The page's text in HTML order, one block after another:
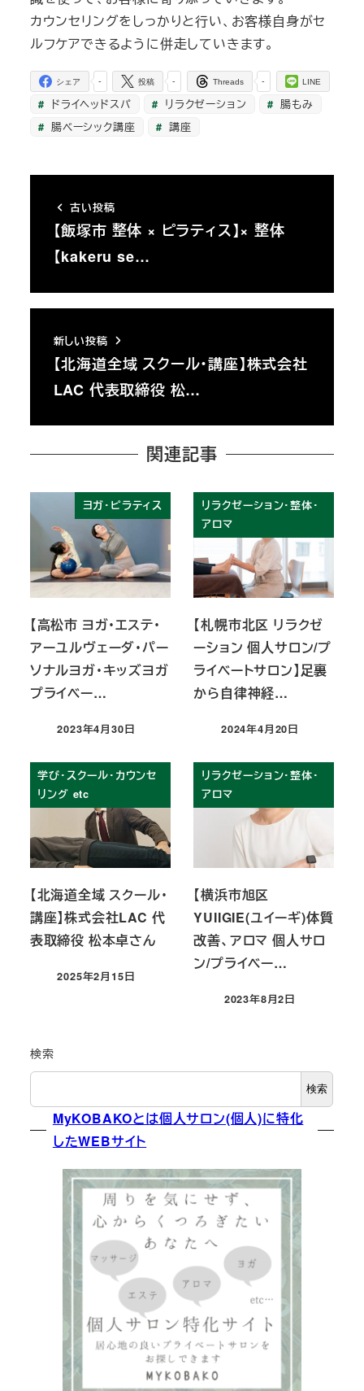
カウンセリングをしっかりと行い、お客様自身がセ
ルフケアできるように併走していきます。
-
シェア -
投稿 -
Threads LINE
ドライヘッドスパ リラクゼーション
腸もみ
腸ベーシック講座
講座
古い投稿
【飯塚市 整体 × ピラティス】× 整体
【kakeru se…
新しい投稿
【北海道全域 スクール・講座】株式会社
LAC 代表取締役 松…
関連記事
ヨガ・ピラティス
【高松市 ヨガ・エステ・
アーユルヴェーダ・パー
ソナルヨガ・キッズヨガ
プライベー…
投稿日
2023年4月30日
リラクゼーション・整体・
アロマ
【札幌市北区 リラクゼ
ーション 個人サロン/プ
ライベートサロン】足裏
から自律神経…
投稿日
2024年4月20日
学び・スクール・カウンセ
リング etc
【北海道全域 スクール・
講座】株式会社LAC 代
表取締役 松本卓さん
投稿日
2025年2月15日
リラクゼーション・整体・
アロマ
【横浜市旭区
YUIIGIE(ユイーギ)体質
改善、アロマ 個人サロ
ン/プライベー…
投稿日
2023年8月2日
検索
検索
MyKOBAKOとは個人サロン(個人)に特化
したWEBサイト